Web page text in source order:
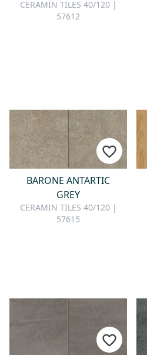
KONTAKT
unser Kontaktformular.
Zur Kontaktanfrage
CERAMIN TILES 40/120 |
57612
BARONE ANTARTIC
GREY
CERAMIN TILES 40/120 |
57615